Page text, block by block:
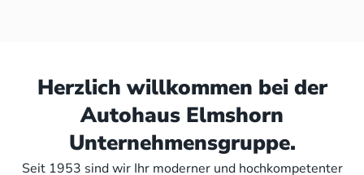
Herzlich willkommen bei der
Autohaus Elmshorn
Unternehmensgruppe.
Seit 1953 sind wir Ihr moderner und hochkompetenter